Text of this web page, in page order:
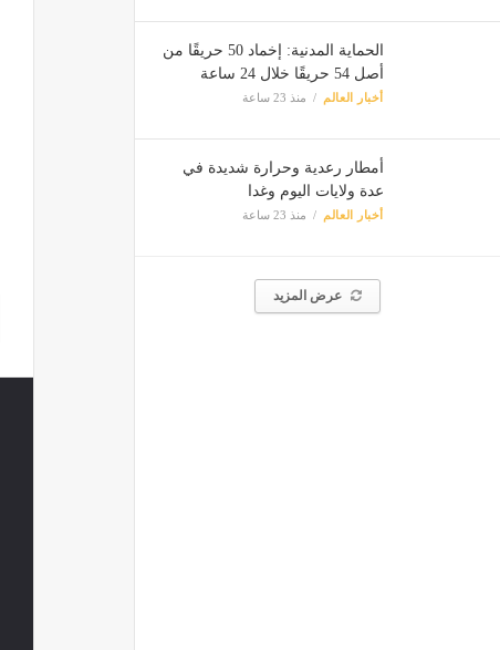
الحماية المدنية: إخماد 50 حريقًا من
أصل 54 حريقًا خلال 24 ساعة
أخبار العالم منذ 23 ساعة
أمطار رعدية وحرارة شديدة في
عدة ولايات اليوم وغدا
أخبار العالم منذ 23 ساعة
عرض المزيد